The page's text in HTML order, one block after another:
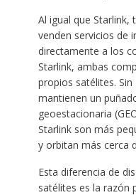
Al igual que
venden servicios de
directamente a los
Starlink, ambas
propios satélites.
mantienen un
geoestacionaria
Starlink son más
y orbitan más cerca
Esta diferencia de
satélites es la razón